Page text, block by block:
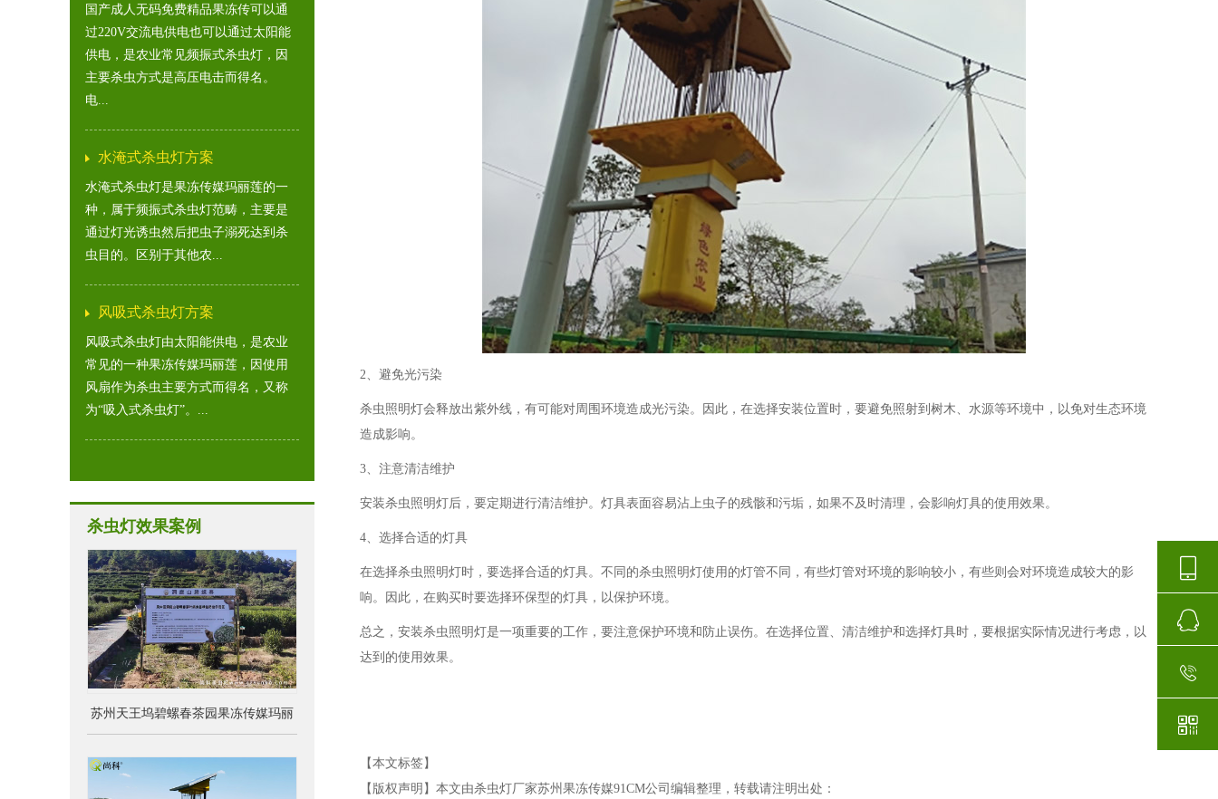
国产成人无码免费精品果冻传可以通
过220V交流电供电也可以通过太阳能
供电，是农业常见频振式杀虫灯，因
主要杀虫方式是高压电击而得名。
电...
水淹式杀虫灯方案
水淹式杀虫灯是果冻传媒玛丽莲的一
种，属于频振式杀虫灯范畴，主要是
通过灯光诱虫然后把虫子溺死达到杀
虫目的。区别于其他农...
风吸式杀虫灯方案
风吸式杀虫灯由太阳能供电，是农业
常见的一种果冻传媒玛丽莲，因使用
风扇作为杀虫主要方式而得名，又称
为“吸入式杀虫灯”。...
杀虫灯效果案例
苏州天王坞碧螺春茶园果冻传媒玛丽
莲安装案例
2、避免光污染
杀虫照明灯会释放出紫外线，有可能对周围环境造成光污染。因此，在选择安装位置时，要避免照射到树木、水源等环境中，以免对生态环境
造成影响。
3、注意清洁维护
安装杀虫照明灯后，要定期进行清洁维护。灯具表面容易沾上虫子的残骸和污垢，如果不及时清理，会影响灯具的使用效果。
4、选择合适的灯具
在选择杀虫照明灯时，要选择合适的灯具。不同的杀虫照明灯使用的灯管不同，有些灯管对环境的影响较小，有些则会对环境造成较大的影
响。因此，在购买时要选择环保型的灯具，以保护环境。
总之，安装杀虫照明灯是一项重要的工作，要注意保护环境和防止误伤。在选择位置、清洁维护和选择灯具时，要根据实际情况进行考虑，以
达到的使用效果。
【本文标签】
【版权声明】本文由杀虫灯厂家苏州果冻传媒91CM公司编辑整理，转载请注明出处：